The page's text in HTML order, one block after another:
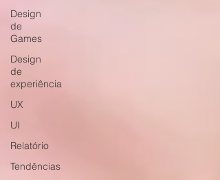
Design
de
Games
Design
de
experiência
UX
UI
Relatório
Tendências